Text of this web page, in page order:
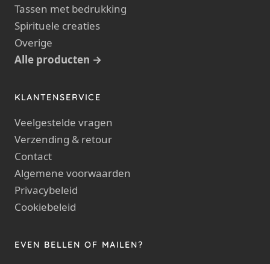
Tassen met bedrukking
Spirituele creaties
Overige
Alle producten →
KLANTENSERVICE
Veelgestelde vragen
Verzending & retour
Contact
Algemene voorwaarden
Privacybeleid
Cookiebeleid
EVEN BELLEN OF MAILEN?